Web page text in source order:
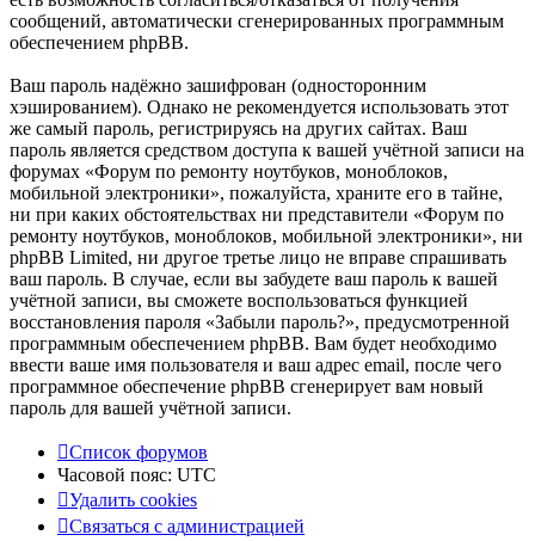
сообщений, автоматически сгенерированных программным
обеспечением phpBB.
Ваш пароль надёжно зашифрован (односторонним
хэшированием). Однако не рекомендуется использовать этот
же самый пароль, регистрируясь на других сайтах. Ваш
пароль является средством доступа к вашей учётной записи на
форумах «Форум по ремонту ноутбуков, моноблоков,
мобильной электроники», пожалуйста, храните его в тайне,
ни при каких обстоятельствах ни представители «Форум по
ремонту ноутбуков, моноблоков, мобильной электроники», ни
phpBB Limited, ни другое третье лицо не вправе спрашивать
ваш пароль. В случае, если вы забудете ваш пароль к вашей
учётной записи, вы сможете воспользоваться функцией
восстановления пароля «Забыли пароль?», предусмотренной
программным обеспечением phpBB. Вам будет необходимо
ввести ваше имя пользователя и ваш адрес email, после чего
программное обеспечение phpBB сгенерирует вам новый
пароль для вашей учётной записи.
Список форумов
Часовой пояс: UTC
Удалить cookies
Связаться
Связаться с администрацией